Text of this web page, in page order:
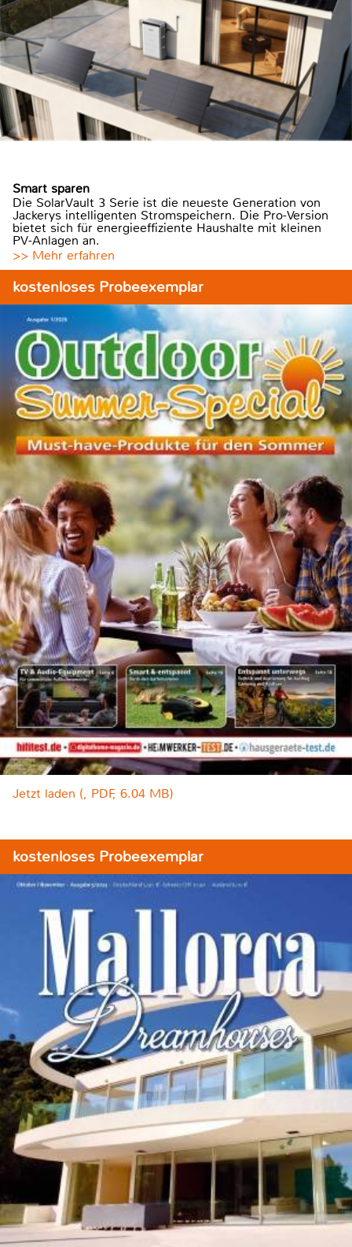
Smart sparen
Die SolarVault 3 Serie ist die neueste Generation von
Jackerys intelligenten Stromspeichern. Die Pro-Version
bietet sich für energieeffiziente Haushalte mit kleinen
PV-Anlagen an.
>> Mehr erfahren
kostenloses Probeexemplar
Jetzt laden (, PDF, 6.04 MB)
kostenloses Probeexemplar